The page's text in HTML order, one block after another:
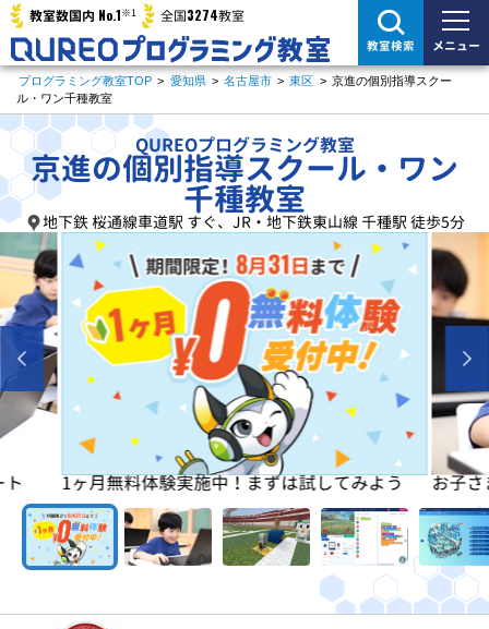
教室数国内 No.1※1 全国3274教室
教室検索 メニュー
プログラミング教室TOP > 愛知県 > 名古屋市 > 東区 > 京進の個別指導スクー
ル・ワン千種教室
QUREOプログラミング教室
京進の個別指導スクール・ワン
千種教室
地下鉄 桜通線車道駅 すぐ、JR・地下鉄東山線 千種駅 徒歩5分
う お子さまの「楽しい」を学びの原動力に！ 初め